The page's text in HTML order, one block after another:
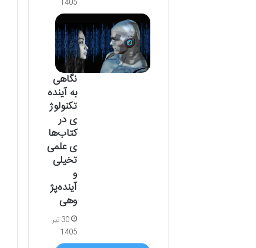
نگاهی
به آینده
تکنولوژ
ی در
کتاب‌ها
ی علمی
تخیلی
و
آینده‌پژ
وهی
30 تیر
1405